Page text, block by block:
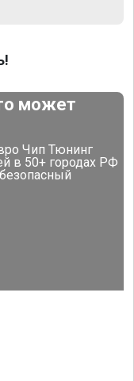
может
Чип Тюнинг
в 50+ городах РФ